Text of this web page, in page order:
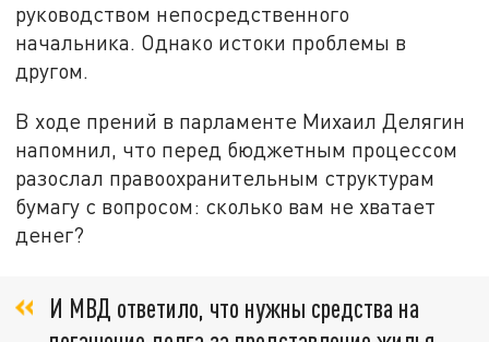
руководством непосредственного
начальника. Однако истоки проблемы в
другом.
В ходе прений в парламенте Михаил Делягин
напомнил, что перед бюджетным процессом
разослал правоохранительным структурам
бумагу с вопросом: сколько вам не хватает
денег?
И МВД ответило, что нужны средства на